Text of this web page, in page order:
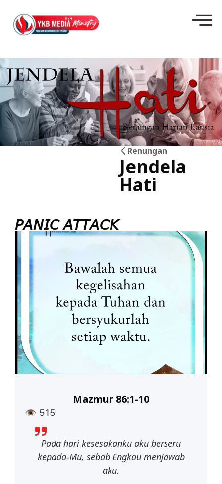
Renungan
Jendela
Hati
𝘗𝘈𝘕𝘐𝘊 𝘈𝘛𝘛𝘈𝘊𝘒
👁 515
Mazmur 86:1-10
Pada hari kesesakanku aku berseru
kepada-Mu, sebab Engkau menjawab
aku.